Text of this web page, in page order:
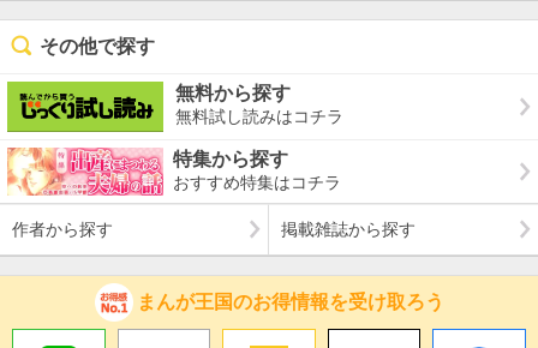
その他で探す
無料から探す
無料試し読みはコチラ
特集から探す
おすすめ特集はコチラ
作者から探す 掲載雑誌から探す
まんが王国のお得情報を受け取ろう